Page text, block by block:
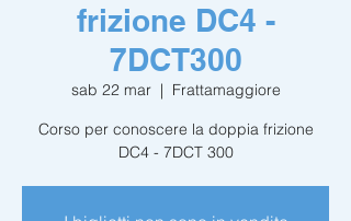
frizione DC4 -
7DCT300
sab 22 mar
  |
Frattamaggiore
Corso per conoscere la doppia frizione
DC4 - 7DCT 300